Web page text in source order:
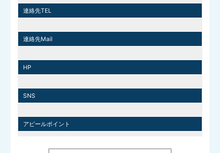
連絡先TEL
連絡先Mail
HP
SNS
アピールポイント